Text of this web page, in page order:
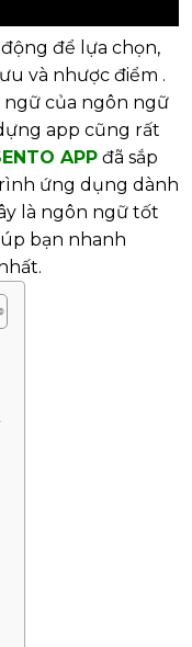
để lựa chọn,
và nhược điểm .
ngữ của ngôn ngữ
app cũng rất
APP đã sắp
ứng dụng dành
là ngôn ngữ tốt
bạn nhanh